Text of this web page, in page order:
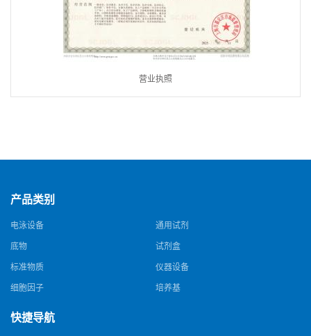
营业执照
产品类别
电泳设备 通用试剂
底物 试剂盒
标准物质 仪器设备
细胞因子 培养基
快捷导航